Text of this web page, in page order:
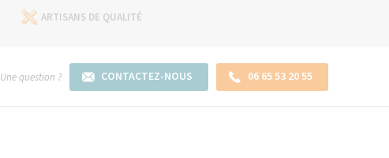
ARTISANS DE QUALITÉ
Une question ? CONTACTEZ-NOUS 06 65 53 20 55